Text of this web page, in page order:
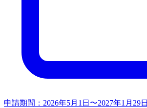
申請期間： 2026年5月1日〜2027年1月29日